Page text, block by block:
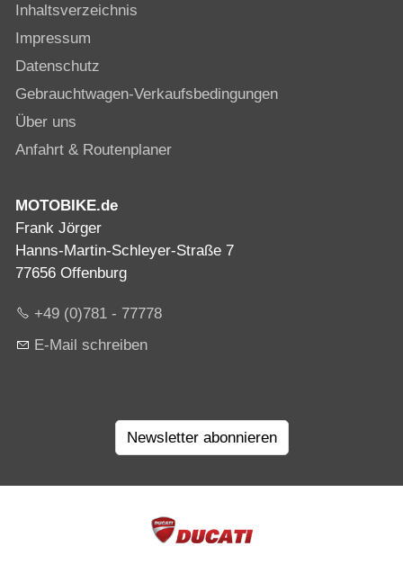
Inhaltsverzeichnis
Impressum
Datenschutz
Gebrauchtwagen-Verkaufsbedingungen
Über uns
Anfahrt & Routenplaner
MOTOBIKE.de
Frank Jörger
Hanns-Martin-Schleyer-Straße 7
77656 Offenburg
+49 (0)781 - 77778
E-Mail schreiben
Newsletter abonnieren